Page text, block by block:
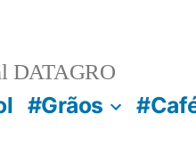
DATAGRO
#Grãos